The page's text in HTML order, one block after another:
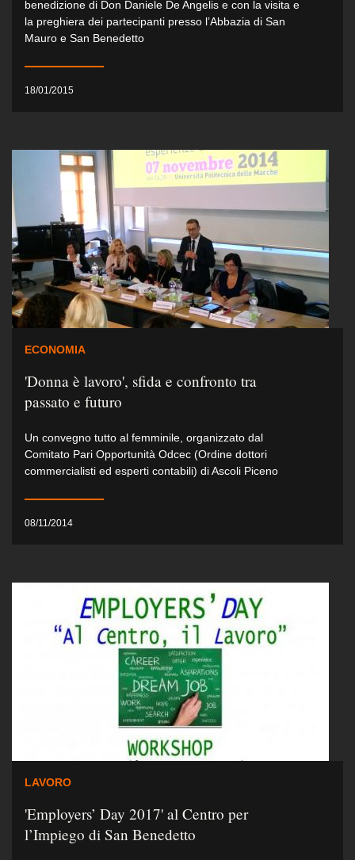
benedizione di Don Daniele De Angelis e con la visita e
la preghiera dei partecipanti presso l’Abbazia di San
Mauro e San Benedetto
18/01/2015
ECONOMIA
'Donna è lavoro', sfida e confronto tra
passato e futuro
Un convegno tutto al femminile, organizzato dal
Comitato Pari Opportunità Odcec (Ordine dottori
commercialisti ed esperti contabili) di Ascoli Piceno
08/11/2014
LAVORO
'Employers’ Day 2017' al Centro per
l’Impiego di San Benedetto